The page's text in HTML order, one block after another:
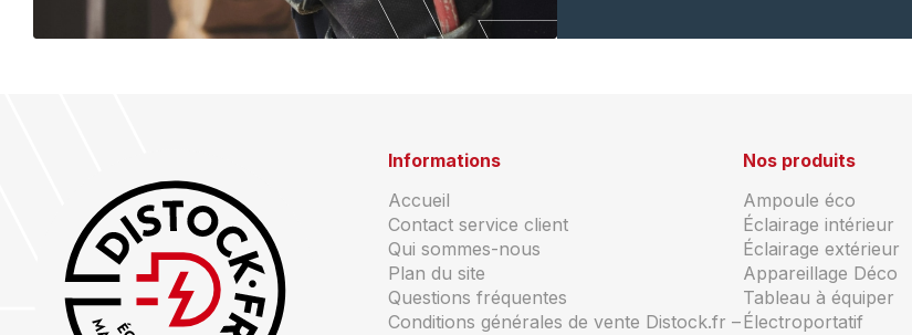
Informations
Accueil
Contact service client
Qui sommes-nous
Plan du site
Questions fréquentes
Conditions générales de vente Distock.fr –
Nos produits
Ampoule éco
Éclairage intérieur
Éclairage extérieur
Appareillage Déco
Tableau à équiper
Électroportatif